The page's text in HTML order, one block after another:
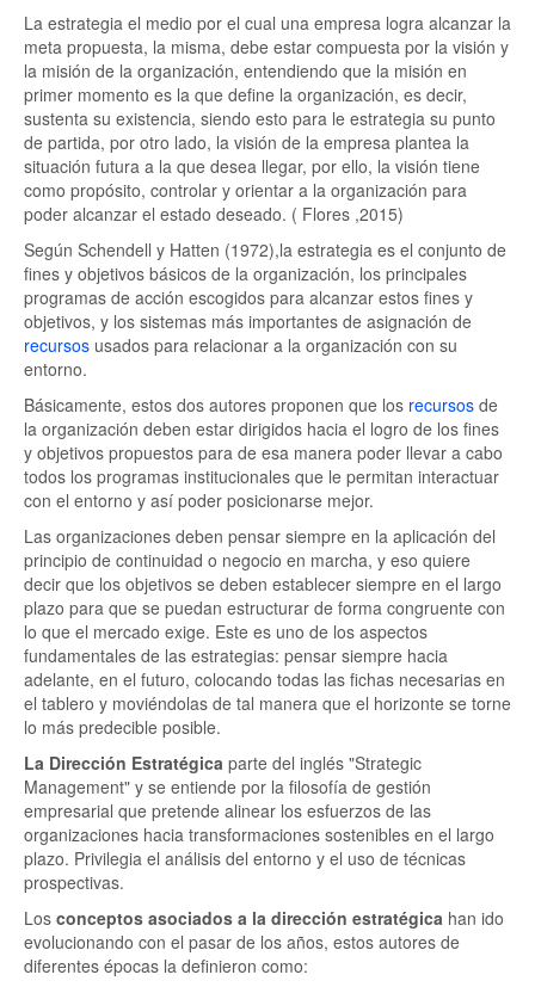
La estrategia el medio por el cual una empresa logra alcanzar la
meta propuesta, la misma, debe estar compuesta por la visión y
la misión de la organización, entendiendo que la misión en
primer momento es la que define la organización, es decir,
sustenta su existencia, siendo esto para le estrategia su punto
de partida, por otro lado, la visión de la empresa plantea la
situación futura a la que desea llegar, por ello, la visión tiene
como propósito, controlar y orientar a la organización para
poder alcanzar el estado deseado. ( Flores ,2015)
Según Schendell y Hatten (1972),la estrategia es el conjunto de
fines y objetivos básicos de la organización, los principales
programas de acción escogidos para alcanzar estos fines y
objetivos, y los sistemas más importantes de asignación de
recursos usados para relacionar a la organización con su
entorno.
Básicamente, estos dos autores proponen que los recursos de
la organización deben estar dirigidos hacia el logro de los fines
y objetivos propuestos para de esa manera poder llevar a cabo
todos los programas institucionales que le permitan interactuar
con el entorno y así poder posicionarse mejor.
Las organizaciones deben pensar siempre en la aplicación del
principio de continuidad o negocio en marcha, y eso quiere
decir que los objetivos se deben establecer siempre en el largo
plazo para que se puedan estructurar de forma congruente con
lo que el mercado exige. Este es uno de los aspectos
fundamentales de las estrategias: pensar siempre hacia
adelante, en el futuro, colocando todas las fichas necesarias en
el tablero y moviéndolas de tal manera que el horizonte se torne
lo más predecible posible.
La Dirección Estratégica parte del inglés "Strategic
Management" y se entiende por la filosofía de gestión
empresarial que pretende alinear los esfuerzos de las
organizaciones hacia transformaciones sostenibles en el largo
plazo. Privilegia el análisis del entorno y el uso de técnicas
prospectivas.
Los conceptos asociados a la dirección estratégica han ido
evolucionando con el pasar de los años, estos autores de
diferentes épocas la definieron como: